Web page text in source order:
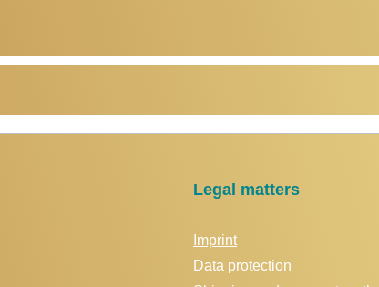
Legal matters
Imprint
Data protection